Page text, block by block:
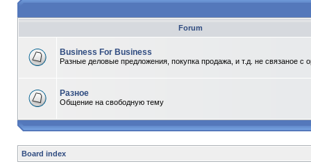
Forum
Business For Business
Разные деловые предложения, покупка продажа, и т.д. не связаное с
Разное
Общение на свободную тему
Board index